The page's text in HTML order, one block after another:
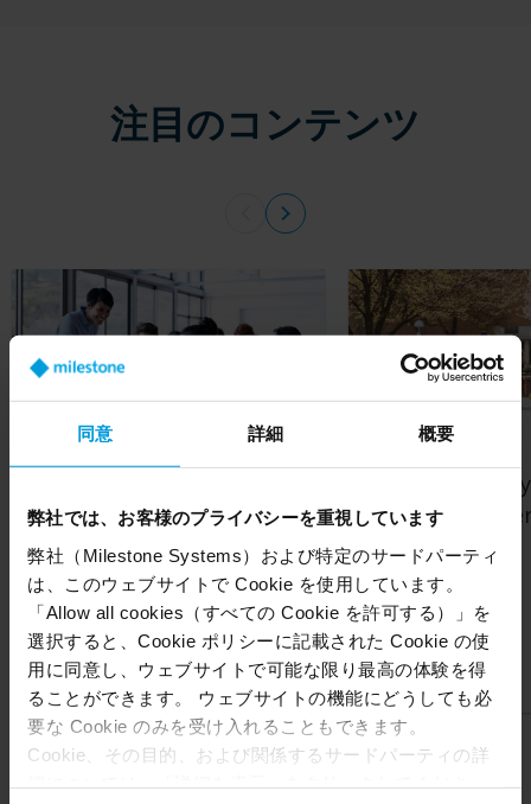
同意 詳細 概要
弊社では、お客様のプライバシーを重視しています
弊社（Milestone Systems）および特定のサードパーティ
は、このウェブサイトで Cookie を使用しています。
「Allow all cookies（すべての Cookie を許可する）」を
選択すると、Cookie ポリシーに記載された Cookie の使
用に同意し、ウェブサイトで可能な限り最高の体験を得
ることができます。 ウェブサイトの機能にどうしても必
要な Cookie のみを受け入れることもできます。
Cookie、その目的、および関係するサードパーティの詳
注目のコンテンツ
surveillance helps schools
keep students and
teachers safe
Article
How video
supports
campuses
Article